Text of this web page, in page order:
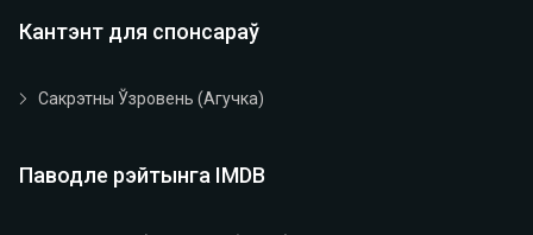
Кантэнт для спонсараў
Сакрэтны Ўзровень (агучка)
Паводле рэйтынга IMDB